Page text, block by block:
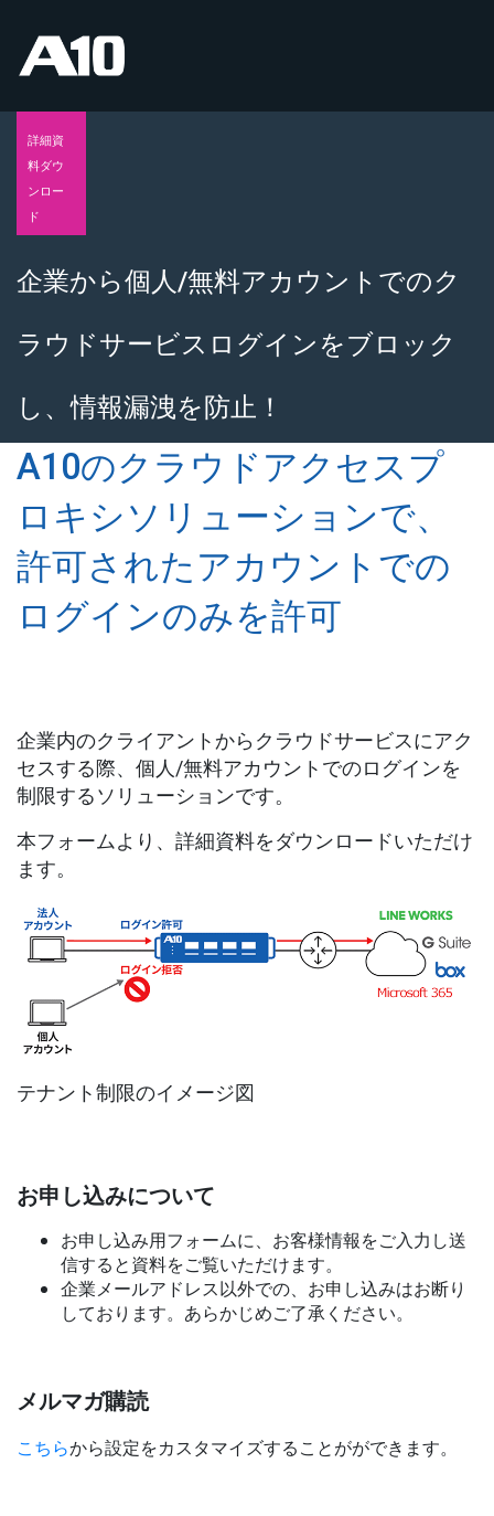
詳細資
料ダウ
ンロー
ド
企業から個人/無料アカウントでのク
ラウドサービスログインをブロック
し、情報漏洩を防止！
テナント制限ソリューション
A10のクラウドアクセスプ
ロキシソリューションで、
許可されたアカウントでの
ログインのみを許可
企業内のクライアントからクラウドサービスにアク
セスする際、個人/無料アカウントでのログインを
制限するソリューションです。
本フォームより、詳細資料をダウンロードいただけ
ます。
テナント制限のイメージ図
お申し込みについて
お申し込み用フォームに、お客様情報をご入力し送
信すると資料をご覧いただけます。
企業メールアドレス以外での、お申し込みはお断り
しております。あらかじめご了承ください。
メルマガ購読
こちらから設定をカスタマイズすることがができます。